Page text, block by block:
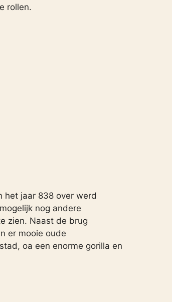
rollen.
het jaar 838 over werd
nog andere
zien. Naast de brug
er mooie oude
oa een enorme gorilla en